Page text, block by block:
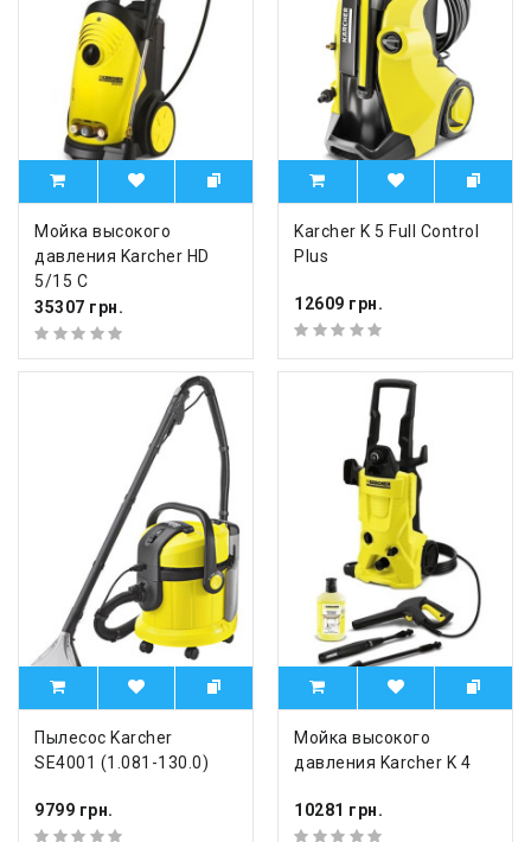
Мойка высокого
давления Karcher HD
5/15 C
35307 грн.
Karcher K 5 Full Control
Plus
12609 грн.
Пылесос Karcher
SE4001 (1.081-130.0)
9799 грн.
Мойка высокого
давления Karcher K 4
10281 грн.